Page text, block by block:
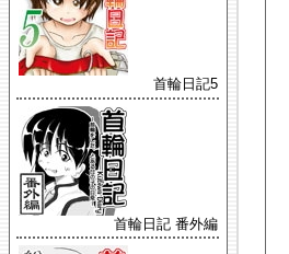
首輪日記5
首輪日記 番外編